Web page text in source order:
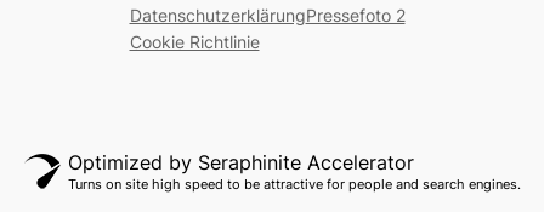
Datenschutzerklärung
Cookie Richtlinie
Pressefoto 2
Optimized by Seraphinite Accelerator
Turns on site high speed to be attractive for people and search engines.